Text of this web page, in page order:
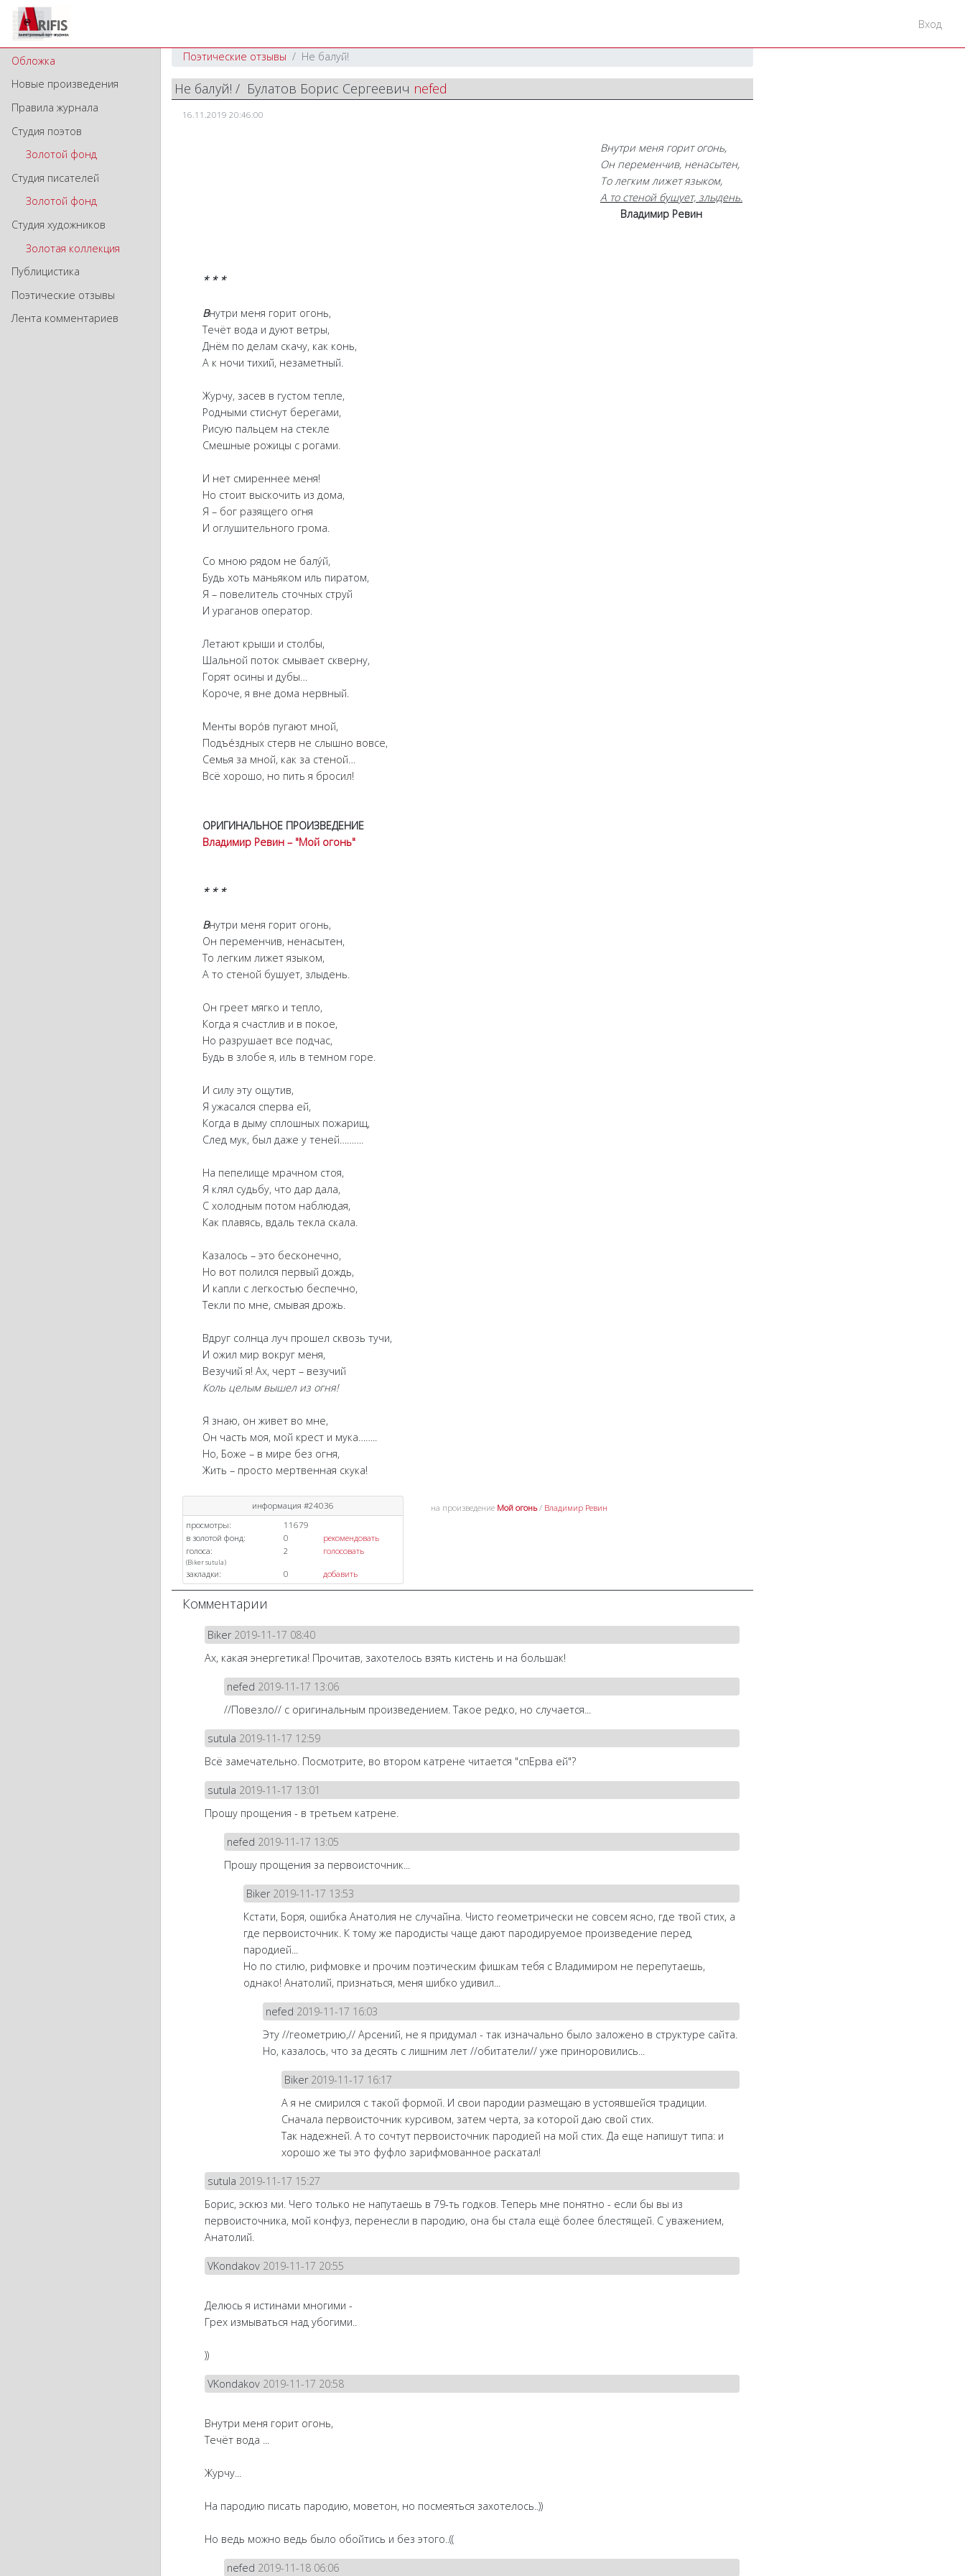
Вход
Обложка
Новые произведения
Правила журнала
Студия поэтов
Золотой фонд
Студия писателей
Золотой фонд
Студия художников
Золотая коллекция
Публицистика
Поэтические отзывы
Лента комментариев
Поэтические отзывы Не балуй!
Не балуй! / Булатов Борис Сергеевич nefed
16.11.2019 20:46:00
Внутри меня горит огонь,
Он переменчив, ненасытен,
То легким лижет языком,
А то стеной бушует, злыдень.
Владимир Ревин
* * *
Внутри меня горит огонь,
Течёт вода и дуют ветры,
Днём по делам скачу, как конь,
А к ночи тихий, незаметный.
Журчу, засев в густом тепле,
Родными стиснут берегами,
Рисую пальцем на стекле
Смешные рожицы с рогами.
И нет смиреннее меня!
Но стоит выскочить из дома,
Я – бог разящего огня
И оглушительного грома.
Со мною рядом не балу́й,
Будь хоть маньяком иль пиратом,
Я – повелитель сточных струй
И ураганов оператор.
Летают крыши и столбы,
Шальной поток смывает скверну,
Горят осины и дубы…
Короче, я вне дома нервный.
Менты воро́в пугают мной,
Подъе́здных стерв не слышно вовсе,
Семья за мной, как за стеной…
Всё хорошо, но пить я бросил!
ОРИГИНАЛЬНОЕ ПРОИЗВЕДЕНИЕ
Владимир Ревин – "Мой огонь"
* * *
Внутри меня горит огонь,
Он переменчив, ненасытен,
То легким лижет языком,
А то стеной бушует, злыдень.
Он греет мягко и тепло,
Когда я счастлив и в покое,
Но разрушает все подчас,
Будь в злобе я, иль в темном горе.
И силу эту ощутив,
Я ужасался сперва ей,
Когда в дыму сплошных пожарищ,
След мук, был даже у теней……….
На пепелище мрачном стоя,
Я клял судьбу, что дар дала,
С холодным потом наблюдая,
Как плавясь, вдаль текла скала.
Казалось – это бесконечно,
Но вот полился первый дождь,
И капли с легкостью беспечно,
Текли по мне, смывая дрожь.
Вдруг солнца луч прошел сквозь тучи,
И ожил мир вокруг меня,
Везучий я! Ах, черт – везучий
Коль целым вышел из огня!
Я знаю, он живет во мне,
Он часть моя, мой крест и мука……..
Но, Боже – в мире без огня,
Жить – просто мертвенная скука!
информация #24036
просмотры:
11679
в золотой фонд:
0
рекомендовать
голоса:
2 голосовать
(Bikersutula)
закладки: 0 добавить
на произведение Мой огонь/ Владимир Ревин
Комментарии
Biker 2019-11-17 08:40
Ах, какая энергетика! Прочитав, захотелось взять кистень и на большак!
nefed 2019-11-17 13:06
//Повезло// с оригинальным произведением. Такое редко, но случается...
sutula 2019-11-17 12:59
Всё замечательно. Посмотрите, во втором катрене читается "спЕрва ей"?
sutula 2019-11-17 13:01
Прошу прощения - в третьем катрене.
nefed 2019-11-17 13:05
Прошу прощения за первоисточник...
Biker 2019-11-17 13:53
Кстати, Боря, ошибка Анатолия не случайна. Чисто геометрически не совсем ясно, где твой стих, а
где первоисточник. К тому же пародисты чаще дают пародируемое произведение перед
пародией...
Но по стилю, рифмовке и прочим поэтическим фишкам тебя с Владимиром не перепутаешь,
однако! Анатолий, признаться, меня шибко удивил...
nefed 2019-11-17 16:03
Эту //геометрию,// Арсений, не я придумал - так изначально было заложено в структуре сайта.
Но, казалось, что за десять с лишним лет //обитатели// уже приноровились...
Biker 2019-11-17 16:17
А я не смирился с такой формой. И свои пародии размещаю в устоявшейся традиции.
Сначала первоисточник курсивом, затем черта, за которой даю свой стих.
Так надежней. А то сочтут первоисточник пародией на мой стих. Да еще напишут типа: и
хорошо же ты это фуфло зарифмованное раскатал!
sutula 2019-11-17 15:27
Борис, эскюз ми. Чего только не напутаешь в 79-ть годков. Теперь мне понятно - если бы вы из
первоисточника, мой конфуз, перенесли в пародию, она бы стала ещё более блестящей. С уважением,
Анатолий.
VKondakov 2019-11-17 20:55
Делюсь я истинами многими -
Грех измываться над убогими..
))
VKondakov 2019-11-17 20:58
Внутри меня горит огонь,
Течёт вода ...
Журчу...
На пародию писать пародию, моветон, но посмеяться захотелось..))
Но ведь можно ведь было обойтись и без этого..((
nefed 2019-11-18 06:06